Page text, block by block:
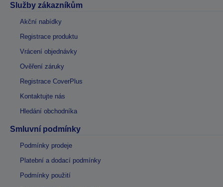
Služby zákazníkům
Akční nabídky
Registrace produktu
Vrácení objednávky
Ověření záruky
Registrace CoverPlus
Kontaktujte nás
Hledání obchodníka
Smluvní podmínky
Podmínky prodeje
Platební a dodací podmínky
Podmínky použití